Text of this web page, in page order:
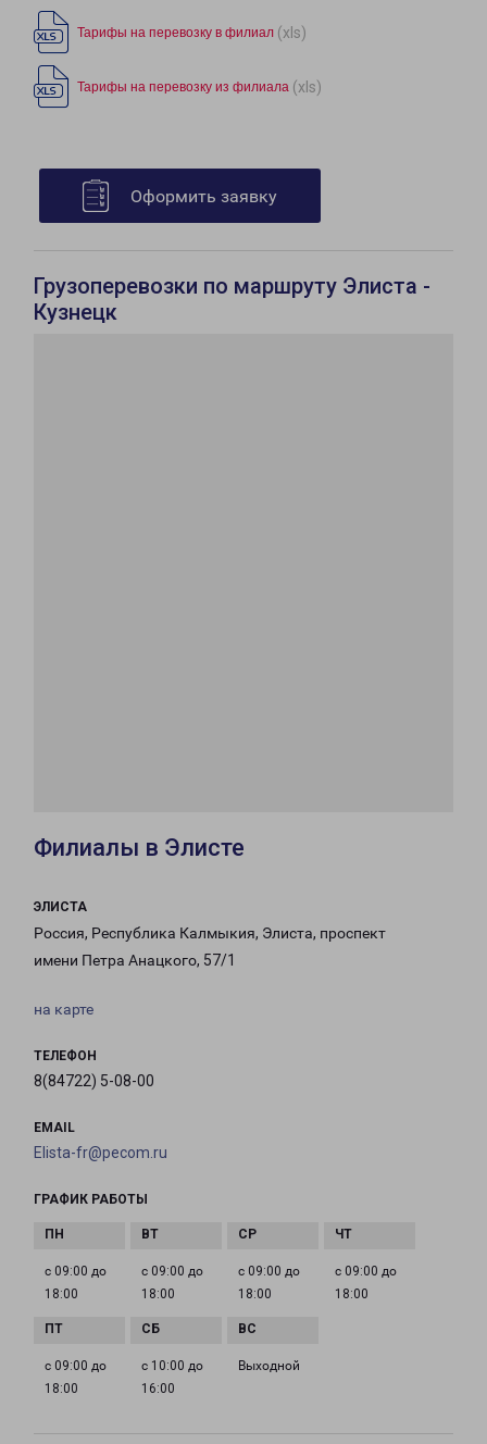
Тарифы на перевозку в филиал (xls)
Тарифы на перевозку из филиала (xls)
Оформить заявку
Грузоперевозки по маршруту Элиста -
Кузнецк
Филиалы в Элисте
ЭЛИСТА
Россия, Республика Калмыкия, Элиста, проспект
имени Петра Анацкого, 57/1
на карте
ТЕЛЕФОН
8(84722) 5-08-00
EMAIL
Elista-fr@pecom.ru
ГРАФИК РАБОТЫ
с 09:00 до
18:00
с 09:00 до
18:00
с 09:00 до
18:00
с 09:00 до
18:00
с 09:00 до
18:00
с 10:00 до
16:00
Выходной